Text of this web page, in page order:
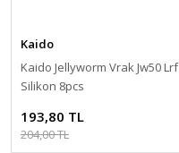
Kaido
Kaido Jellyworm Vrak Jw50 Lrf
Silikon 8pcs
193,80 TL
204,00 TL